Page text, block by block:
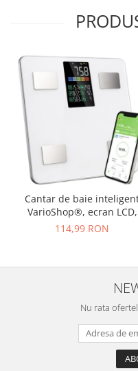
Cantar de baie
VarioShop®, ecran LCD,
aplicatie Feelfit, greutate
musculara si apa
114,99 RON
Nu rata